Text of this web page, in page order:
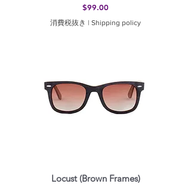
価格
$99.00
消費税抜き | Shipping policy
Locust (Brown Frames)